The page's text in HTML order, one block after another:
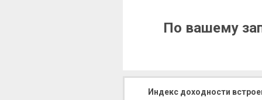
По вашему
Индекс доходности